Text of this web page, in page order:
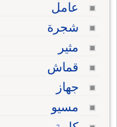
عامل
شجرة
مثير
قماش
جهاز
مسيو